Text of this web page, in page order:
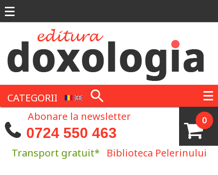
CATEGORII
0
Abonare la newsletter
0724 550 463
Transport gratuit* Biblioteca Pelerinului